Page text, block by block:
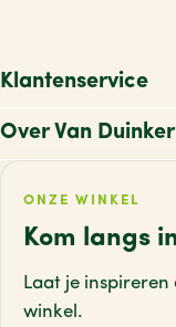
Klantenservice
Over Van
ONZE WINKEL
Kom langs
Laat je
winkel.